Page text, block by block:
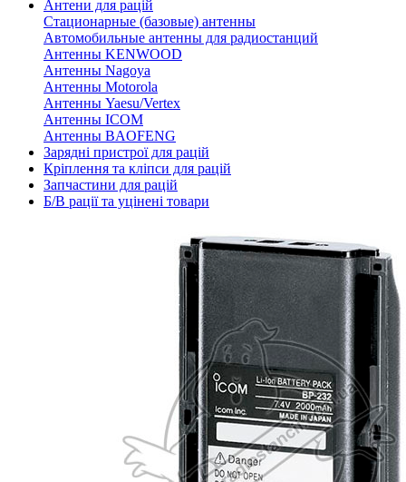
Антени для рацій
Стационарные (базовые) антенны
Автомобильные антенны для радиостанций
Антенны KENWOOD
Антенны Nagoya
Антенны Motorola
Антенны Yaesu/Vertex
Антенны ICOM
Антенны BAOFENG
Зарядні пристрої для рацій
Кріплення та кліпси для рацій
Запчастини для рацій
Б/В рації та уцінені товари